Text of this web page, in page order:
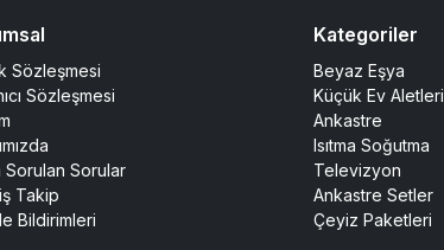
Sözleşmesi
Sözleşmesi
Sorulan Sorular
Takip
Bildirimleri
Kategoriler
Beyaz Eşya
Küçük Ev Aletleri
Ankastre
Isıtma Soğutma
Televizyon
Ankastre Setler
Çeyiz Paketleri